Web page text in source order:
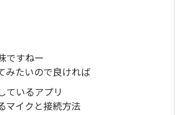
ですねー
みたいので良ければ
ているアプリ
マイクと接続方法